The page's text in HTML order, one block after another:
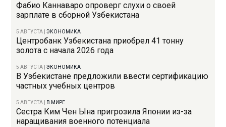
Фабио Каннаваро опроверг слухи о своей
зарплате в сборной Узбекистана
5 АВГУСТА |ЭКОНОМИКА
Центробанк Узбекистана приобрел 41 тонну
золота с начала 2026 года
5 АВГУСТА |ЭКОНОМИКА
В Узбекистане предложили ввести сертификацию
частных учебных центров
5 АВГУСТА В МИРЕ
Сестра Ким Чен Ына пригрозила Японии из-за
наращивания военного потенциала